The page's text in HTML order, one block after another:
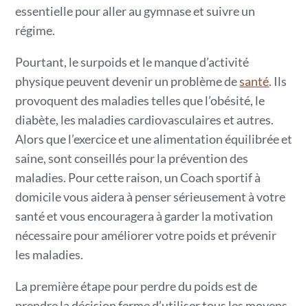
essentielle pour aller au gymnase et suivre un
régime.
Pourtant, le surpoids et le manque d’activité
physique peuvent devenir un problème desanté. Ils
provoquent des maladies telles que l’obésité, le
diabète, les maladies cardiovasculaires et autres.
Alors que l’exercice et une alimentation équilibrée et
saine, sont conseillés pour la prévention des
maladies. Pour cette raison, un Coach sportif à
domicile vous aidera à penser sérieusement à votre
santé et vous encouragera à garder la motivation
nécessaire pour améliorer votre poids et prévenir
les maladies.
La première étape pour perdre du poids est de